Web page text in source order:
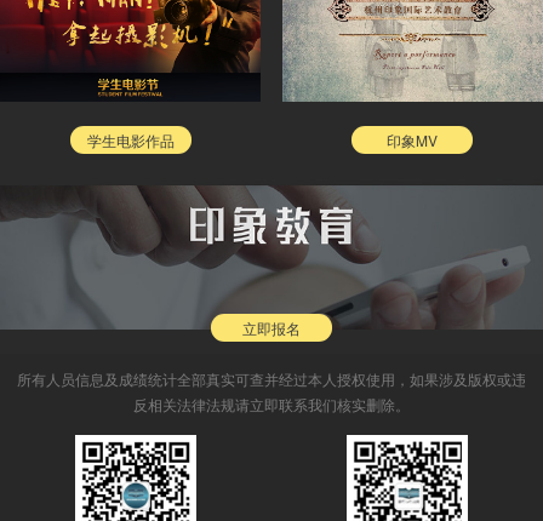
学生电影作品 印象MV
立即报名
所有人员信息及成绩统计全部真实可查并经过本人授权使用，如果涉及版权或违
反相关法律法规请立即联系我们核实删除。